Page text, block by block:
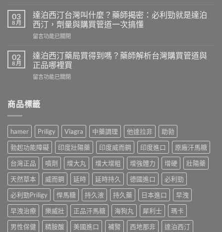
藥
師
親
測
較
威
鋼、
士、
與
雙
效
藥，
哪
種
最
適
合
你？〉
中
利
勁
價
格
少？
藥
師
公
情：
最
常
問
的
價
錢
與
購
買
管
道
一
03
8 月
達泊西汀台灣叫什麼？藥師揭密：必利勁就是達泊
西汀，劑量與購買管道一次搞懂
在
泊
西
汀
台
什
師
揭
密：
必
利
勁
就
是
達
泊
西
汀，
劑
留言功能已關閉
02
8 月
達泊西汀藥局買得到嗎？藥師解析台灣購買管道與
正品哪裡買
在
西
汀
局
得
到
嗎？
藥
師
解
析
台
灣
購
買
留言功能已關閉
商品標籤
hamer Priligy Viagra 中藥調理 他達拉非
助勃
勃起功能障礙
印度壯陽藥 印度威而鋼 印度進口
原廠汗馬糖
台灣正品
噴劑 增大丸 增大增粗 增強體力 增硬
壯陽藥
天然草本
威而鋼 延時 延時持久 德國進口
必利勁
必利勁Priligy
悍馬糖 持久液 持久藥 日本進口
早洩
早洩治療
樂威壯 正品汗馬糖 海狗丸 犀利士
瑪卡
男性保健
精胺酸 美國進口 補腎 西地那非 達泊西汀